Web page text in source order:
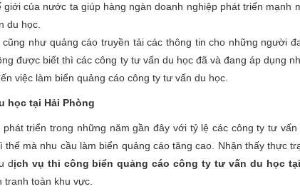
của nước ta giúp hàng ngàn doanh nghiệp phát triển mạnh
du học.
như quảng cáo truyền tải các thông tin cho những người
được biết thì các công ty tư vấn du học đã và đang áp dụng
việc làm biển quảng cáo công ty tư vấn du học.
học tại Hải Phòng
triển trong những năm gần đây với tỷ lệ các công ty tư
mà nhu cầu làm biển quảng cáo tăng cao. Nhận thấy thực
dịch vụ thi công biển quảng cáo công ty tư vấn du học
toàn khu vực.